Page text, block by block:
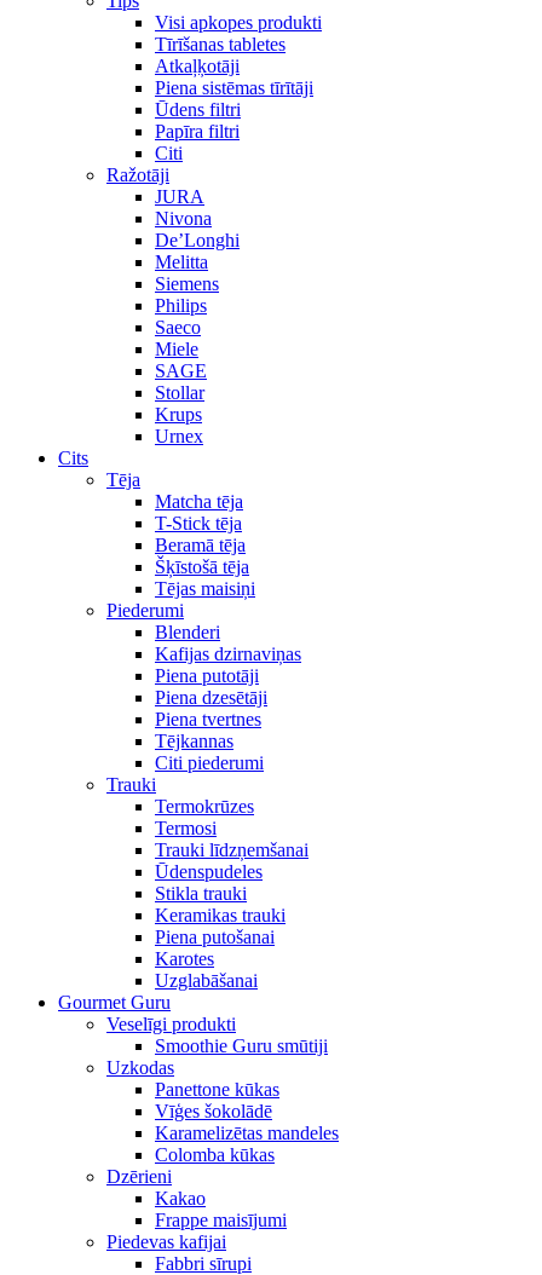
Visi apkopes produkti
Tīrīšanas tabletes
Atkaļķotāji
Piena sistēmas tīrītāji
Ūdens filtri
Papīra filtri
Citi
Ražotāji
JURA
Nivona
De’Longhi
Melitta
Siemens
Philips
Saeco
Miele
SAGE
Stollar
Krups
Urnex
Cits
Tēja
Matcha tēja
T-Stick tēja
Beramā tēja
Šķīstošā tēja
Tējas maisiņi
Piederumi
Blenderi
Kafijas dzirnaviņas
Piena putotāji
Piena dzesētāji
Piena tvertnes
Tējkannas
Citi piederumi
Trauki
Termokrūzes
Termosi
Trauki līdzņemšanai
Ūdenspudeles
Stikla trauki
Keramikas trauki
Piena putošanai
Karotes
Uzglabāšanai
Gourmet Guru
Veselīgi produkti
Smoothie Guru smūtiji
Uzkodas
Panettone kūkas
Vīģes šokolādē
Karamelizētas mandeles
Colomba kūkas
Dzērieni
Kakao
Frappe maisījumi
Piedevas kafijai
Fabbri sīrupi